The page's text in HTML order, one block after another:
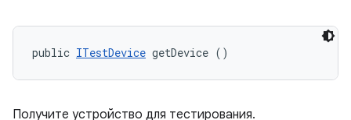
public ITestDevice getDevice ()
Получите устройство для тестирования.